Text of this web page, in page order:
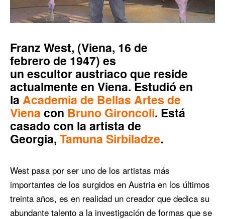
Franz West, (Viena, 16 de
febrero de 1947) es
un escultor austriaco que reside
actualmente en Viena. Estudió en
la Academia de Bellas Artes de
Viena con Bruno Gironcoli. Está
casado con la artista de
Georgia, Tamuna Sirbiladze.
West pasa por ser uno de los artistas más
importantes de los surgidos en Austria en los últimos
treinta años, es en realidad un creador que dedica su
abundante talento a la investigación de formas que se